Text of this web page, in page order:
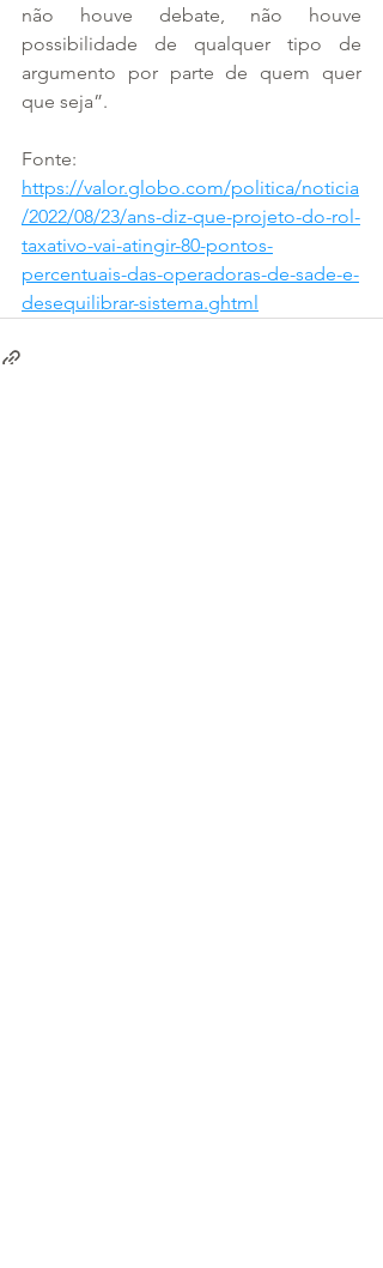
não houve debate, não houve
possibilidade de qualquer tipo de
argumento por parte de quem quer
que seja”.
Fonte:
https://valor.globo.com/politica/noticia
/2022/08/23/ans-diz-que-projeto-do-rol-
taxativo-vai-atingir-80-pontos-
percentuais-das-operadoras-de-sade-e-
desequilibrar-sistema.ghtml